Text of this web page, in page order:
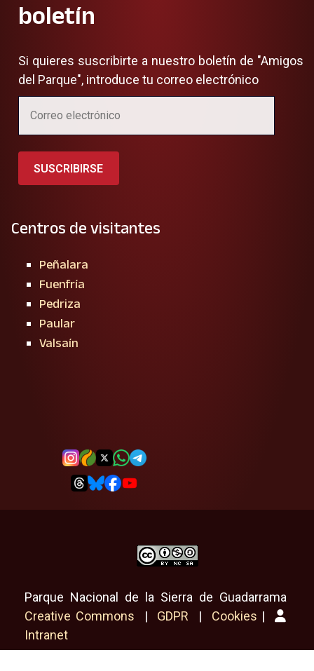
boletín
Si quieres suscribirte a nuestro boletín de "Amigos
del Parque", introduce tu correo electrónico
SUSCRIBIRSE
Centros de visitantes
Peñalara
Fuenfría
Pedriza
Paular
Valsaín
Parque Nacional de la Sierra de Guadarrama
Creative Commons | GDPR | Cookies |
Intranet